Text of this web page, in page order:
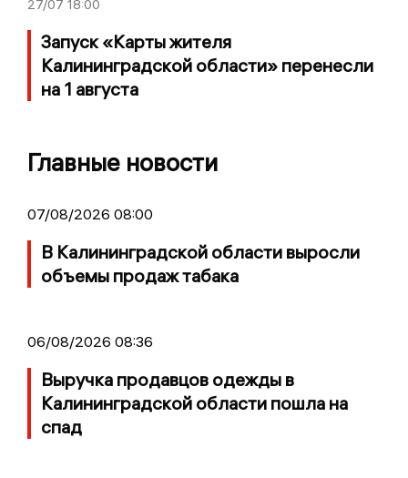
27/07 18:00
Запуск «Карты жителя
Калининградской области» перенесли
на 1 августа
Главные новости
07/08/2026 08:00
В Калининградской области выросли
объемы продаж табака
06/08/2026 08:36
Выручка продавцов одежды в
Калининградской области пошла на
спад